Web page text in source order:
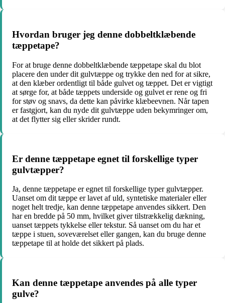
Hvordan bruger jeg denne dobbeltklæbende
tæppetape?
For at bruge denne dobbeltklæbende tæppetape skal du blot
placere den under dit gulvtæppe og trykke den ned for at sikre,
at den klæber ordentligt til både gulvet og tæppet. Det er vigtigt
at sørge for, at både tæppets underside og gulvet er rene og fri
for støv og snavs, da dette kan påvirke klæbeevnen. Når tapen
er fastgjort, kan du nyde dit gulvtæppe uden bekymringer om,
at det flytter sig eller skrider rundt.
Er denne tæppetape egnet til forskellige typer
gulvtæpper?
Ja, denne tæppetape er egnet til forskellige typer gulvtæpper.
Uanset om dit tæppe er lavet af uld, syntetiske materialer eller
noget helt tredje, kan denne tæppetape anvendes sikkert. Den
har en bredde på 50 mm, hvilket giver tilstrækkelig dækning,
uanset tæppets tykkelse eller tekstur. Så uanset om du har et
tæppe i stuen, soveværelset eller gangen, kan du bruge denne
tæppetape til at holde det sikkert på plads.
Kan denne tæppetape anvendes på alle typer
gulve?